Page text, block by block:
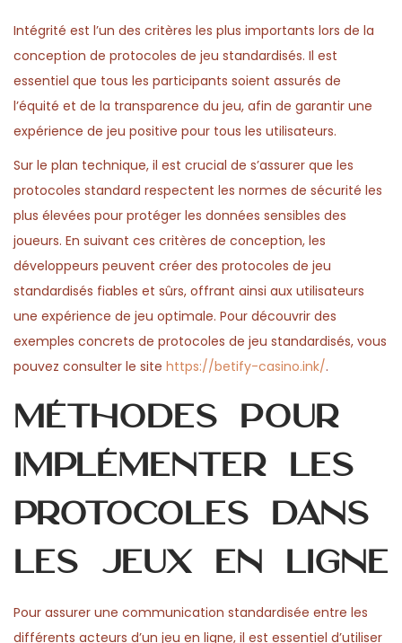
Intégrité est l’un des critères les plus importants lors de la
conception de protocoles de jeu standardisés. Il est
essentiel que tous les participants soient assurés de
l’équité et de la transparence du jeu, afin de garantir une
expérience de jeu positive pour tous les utilisateurs.
Sur le plan technique, il est crucial de s’assurer que les
protocoles standard respectent les normes de sécurité les
plus élevées pour protéger les données sensibles des
joueurs. En suivant ces critères de conception, les
développeurs peuvent créer des protocoles de jeu
standardisés fiables et sûrs, offrant ainsi aux utilisateurs
une expérience de jeu optimale. Pour découvrir des
exemples concrets de protocoles de jeu standardisés, vous
pouvez consulter le site https://betify-casino.ink/.
Méthodes pour
implémenter les
protocoles dans
les jeux en ligne
Pour assurer une communication standardisée entre les
différents acteurs d’un jeu en ligne, il est essentiel d’utiliser